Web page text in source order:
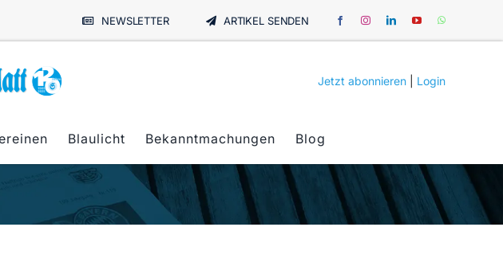
NEWSLETTER ARTIKEL SENDEN
Jetzt abonnieren Login
Blaulicht Bekanntmachungen Blog